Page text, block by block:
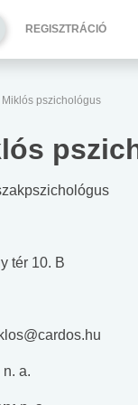
Miklós pszichológus
tér 10. B
n. a.
REGISZTRÁCIÓ